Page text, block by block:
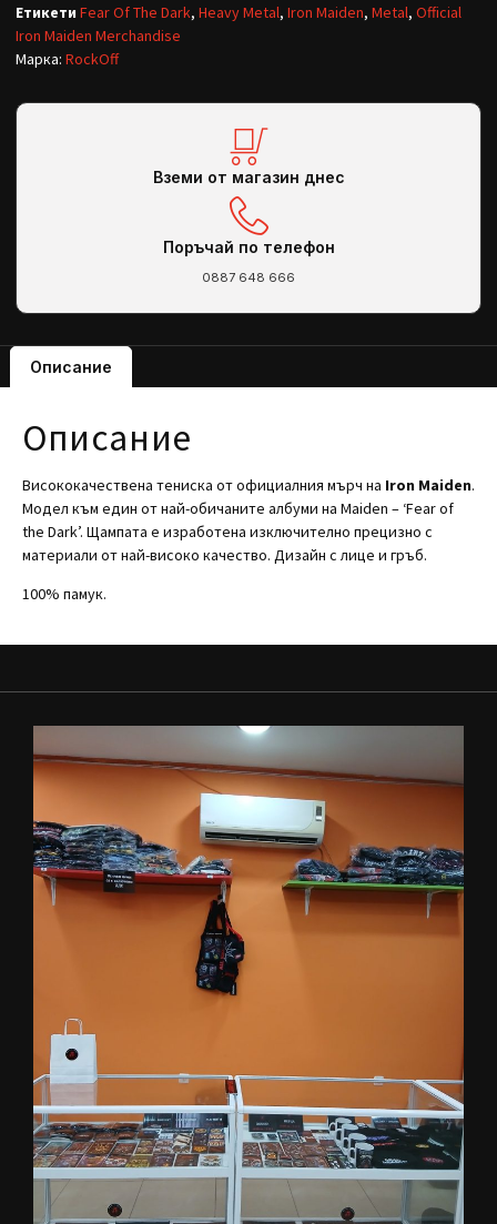
Етикети Fear Of The Dark, Heavy Metal, Iron Maiden, Metal, Official
Iron Maiden Merchandise
Марка: RockOff
Вземи от магазин днес
Поръчай по телефон
0887 648 666
Описание
Описание
Висококачествена тениска от официалния мърч на Iron Maiden.
Модел към един от най-обичаните албуми на Maiden – ‘Fear of
the Dark’. Щампата е изработена изключително прецизно с
материали от най-високо качество. Дизайн с лице и гръб.
100% памук.